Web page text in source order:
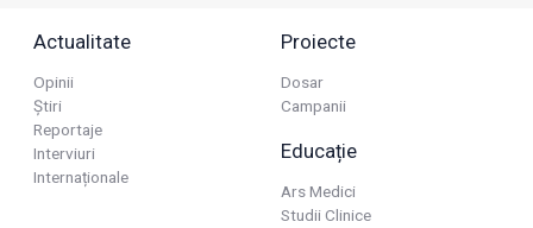
Actualitate
Opinii
Știri
Reportaje
Interviuri
Internaționale
Proiecte
Dosar
Campanii
Educație
Ars Medici
Studii Clinice